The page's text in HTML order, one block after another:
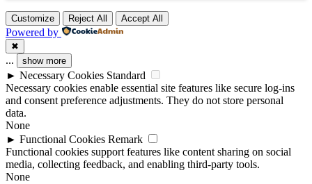
Customize Reject All Accept All
Powered by
✖
... show more
► Necessary Cookies Standard
Necessary cookies enable essential site features like secure log-ins
and consent preference adjustments. They do not store personal
data.
None
► Functional Cookies Remark
Functional cookies support features like content sharing on social
media, collecting feedback, and enabling third-party tools.
None